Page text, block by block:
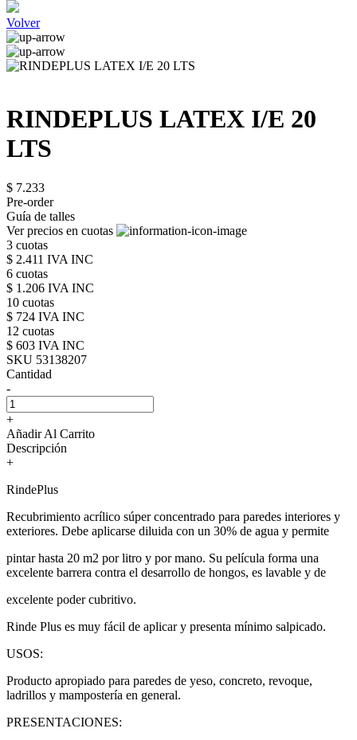
Volver
RINDEPLUS LATEX I/E 20
LTS
$ 7.233
Pre-order
Guía de talles
Ver precios en cuotas
3 cuotas
$ 2.411 IVA INC
6 cuotas
$ 1.206 IVA INC
10 cuotas
$ 724 IVA INC
12 cuotas
$ 603 IVA INC
SKU 53138207
Cantidad
-
+
Añadir Al Carrito
Descripción
+
RindePlus
Recubrimiento acrílico súper concentrado para paredes interiores y
exteriores. Debe aplicarse diluida con un 30% de agua y permite
pintar hasta 20 m2 por litro y por mano. Su película forma una
excelente barrera contra el desarrollo de hongos, es lavable y de
excelente poder cubritivo.
Rinde Plus es muy fácil de aplicar y presenta mínimo salpicado.
USOS:
Producto apropiado para paredes de yeso, concreto, revoque,
ladrillos y mampostería en general.
PRESENTACIONES: